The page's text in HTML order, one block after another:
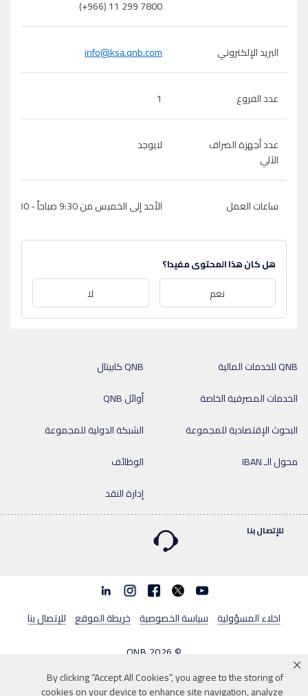
By clicking “Accept All Cookies”, you agree to the storing of
cookies on your device to enhance site navigation, analyze
(+966) 11 299 7800
البريد الإلكتروني info@ksa.qnb.com
عدد الفروع 1
عدد أجهزة الصراف
الآلي
لايوجد
ساعات العمل الأحد إلى الخميس من 9:30 صباحاً - 4:30 عصراً
هل كان هذا المحتوى مفيدا؟
نعم لا
QNB كابيتال
QNB للخدمات المالية
أوائل QNB
الخدمات المصرفية الخاصة
الشبكة الدولية للمجموعة
البحوث الإقتصادية للمجموعة
الوظائف
محول الـ IBAN
إدارة النقد
للإتصال بنا
LinkedinInstagramfacebooktwitteryoutube
للإتصال بنا خريطة الموقع سياسة الخصوصية اخلاء المسؤولية
© 2026 QNB
بنك قطر الوطني فرع المملكة العربية السعودية (ش.م.ع.ق)، سجل تجاري رقم: